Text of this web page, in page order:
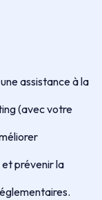
assistance à la
(avec votre
prévenir la